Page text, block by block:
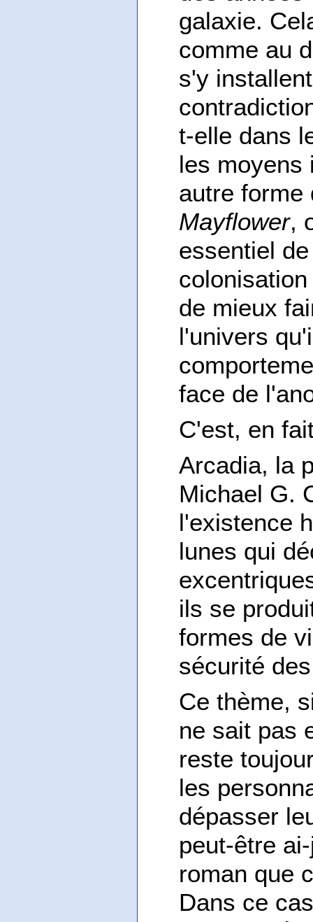
galaxie.
comme au
s'y
t-elle dans
les moyens
autre forme
Mayflower,
essentiel
de mieux
l'univers
face de
C'est, en
Arcadia, la
Michael G.
l'existence
lunes qui
ils se
formes de
sécurité
Ce thème,
ne sait pas
reste
les
dépasser
peut-être
roman que
Dans ce